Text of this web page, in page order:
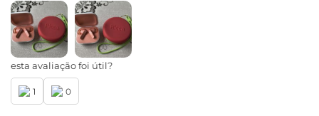
esta avaliação foi útil?
1 0